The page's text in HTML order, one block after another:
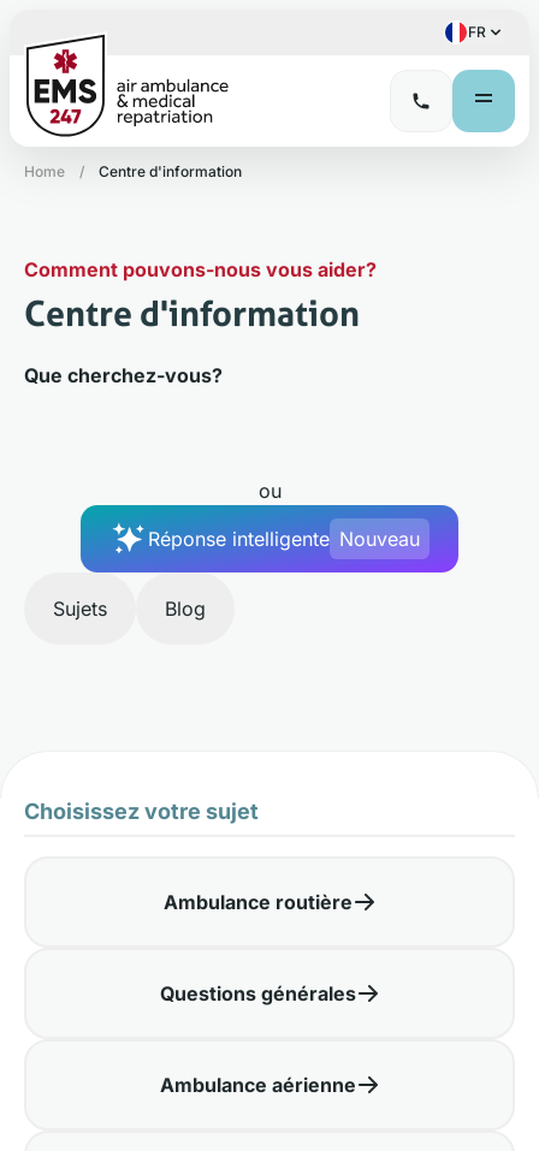
FR
Home / Centre d'information
Comment pouvons-nous vous aider?
Centre d'information
Que cherchez-vous?
ou
Réponse intelligente Nouveau
Sujets Blog
Choisissez votre sujet
Ambulance routière
Questions générales
Ambulance aérienne